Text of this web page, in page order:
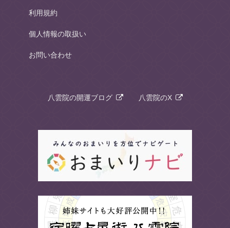
利用規約
個人情報の取扱い
お問い合わせ
八雲院の開運ブログ 八雲院のX